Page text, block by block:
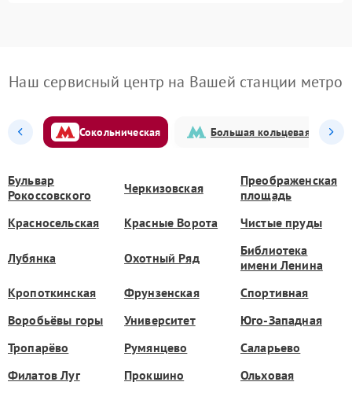
Наш сервисный центр на Вашей станции метро
Сокольническая Большая кольцевая
Бульвар
Рокоссовского
Черкизовская
Преображенская
площадь
Красносельская
Красные Ворота Чистые пруды
Лубянка Охотный Ряд
Библиотека
имени Ленина
Кропоткинская
Фрунзенская
Спортивная
Воробьёвы горы
Университет
Юго-Западная
Тропарёво
Румянцево
Саларьево
Филатов Луг
Прокшино Ольховая